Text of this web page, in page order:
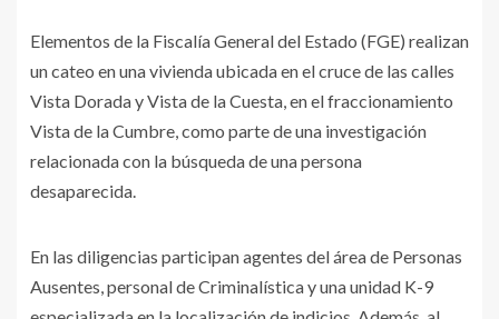
Elementos de la Fiscalía General del Estado (FGE) realizan
un cateo en una vivienda ubicada en el cruce de las calles
Vista Dorada y Vista de la Cuesta, en el fraccionamiento
Vista de la Cumbre, como parte de una investigación
relacionada con la búsqueda de una persona
desaparecida.
En las diligencias participan agentes del área de Personas
Ausentes, personal de Criminalística y una unidad K-9